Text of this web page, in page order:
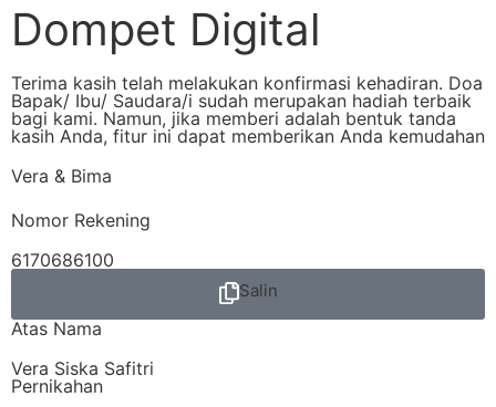
Dompet Digital
Terima kasih telah melakukan konfirmasi kehadiran. Doa
Bapak/ Ibu/ Saudara/i sudah merupakan hadiah terbaik
bagi kami. Namun, jika memberi adalah bentuk tanda
kasih Anda, fitur ini dapat memberikan Anda kemudahan
Vera & Bima
Nomor Rekening
6170686100
Salin
Atas Nama
Vera Siska Safitri
Pernikahan